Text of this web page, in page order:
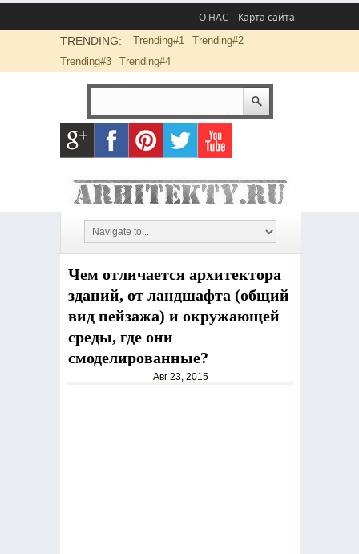
О НАС Карта сайта
TRENDING: Trending#1
Trending#2
Trending#3
Trending#4
Чем отличается архитектора
зданий, от ландшафта (общий
вид пейзажа) и окружающей
среды, где они
смоделированные?
Авг 23, 2015